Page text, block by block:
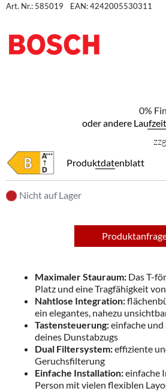
Art. Nr.: 585019 EAN: 4242005530311
0%
oder andere
Produktdatenblatt
Nicht auf Lager
Maximaler Stauraum: Das T-
Platz und eine Tragfähigkeit
Nahtlose Integration:
ein elegantes, nahezu
Tastensteuerung:einfache
deines Dunstabzugs
Dual Filtersystem:effiziente
Geruchsfilterung
Einfache Installation:einfache
Person mit vielen flexiblen